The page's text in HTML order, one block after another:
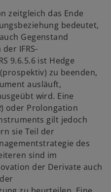
zeitgleich das Ende
bedeutet,
Gegenstand
IFRS-
9.6.5.6 ist Hedge
zu beenden,
ausläuft,
wird. Eine
) oder Prolongation
gilt jedoch
sie Teil der
des
sind im
der Derivate auch